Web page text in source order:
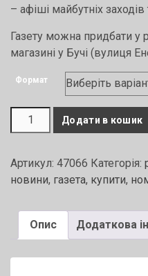
– афіші майбутніх
Газету можна придбати у
магазині у Бучі (вулиця
Формат
"Бучанські
новини"
32,
2021
Додати в кошик
Артикул: 47066 Категорія:
новини, газета, купити,
Опис Додаткова